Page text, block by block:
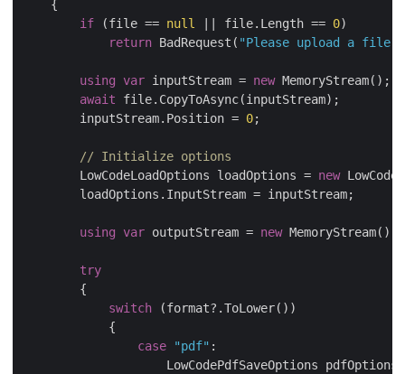
if (file == null || file.Length == 0
return BadRequest( "Please upload a file"
using var inputStream = new
await
        inputStream.Position =
0
// Initialize options
        LowCodeLoadOptions loadOptions =
new
using var outputStream = new
try
switch
case
"pdf"
LowCodePdfSaveOptions